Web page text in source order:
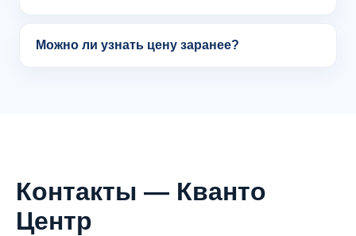
Можно ли узнать цену заранее?
Контакты — Кванто
Центр